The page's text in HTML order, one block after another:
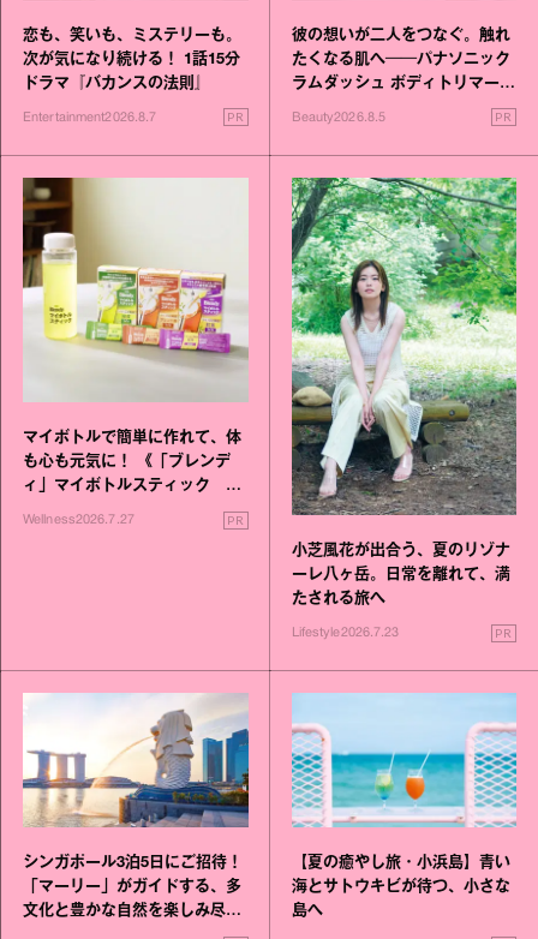
恋も、笑いも、ミステリーも。
次が気になり続ける！ 1話15分
ドラマ『バカンスの法則』
Entertainment2026.8.7 PR
彼の想いが二人をつなぐ。触れ
たくなる肌へ──パナソニック
ラムダッシュ ボディトリマーが
Beauty2026.8.5 PR
マイボトルで簡単に作れて、体
も心も元気に！ 《「ブレンデ
ィ」マイボトルスティック い
いこと毎日》シリーズが誕生
Wellness2026.7.27 PR
小芝風花が出合う、夏のリゾナ
ーレ八ヶ岳。日常を離れて、満
たされる旅へ
Lifestyle2026.7.23 PR
シンガポール3泊5日にご招待！
「マーリー」がガイドする、多
文化と豊かな自然を楽しみ尽く
【夏の癒やし旅・小浜島】青い
海とサトウキビが待つ、小さな
島へ